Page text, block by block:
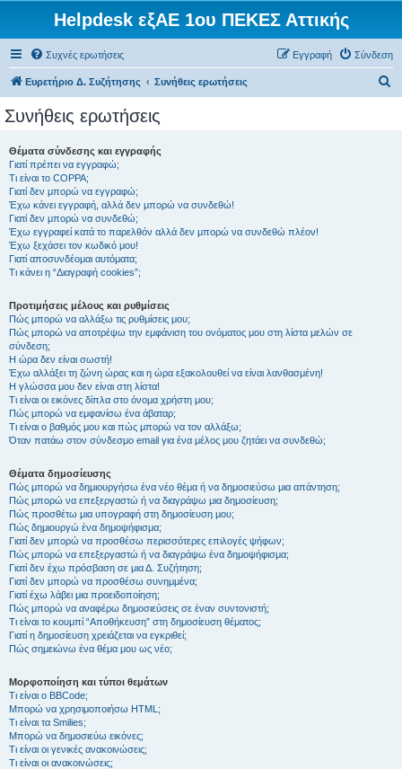
Helpdesk εξΑΕ 1ου ΠΕΚΕΣ Αττικής
Συχνές ερωτήσεις Σύνδεση
Εγγραφή
Ευρετήριο Δ. Συζήτησης Συνήθεις ερωτήσεις
Συνήθεις ερωτήσεις
Θέματα σύνδεσης και εγγραφής
Γιατί πρέπει να εγγραφώ;
Τι είναι το COPPA;
Γιατί δεν μπορώ να εγγραφώ;
Έχω κάνει εγγραφή, αλλά δεν μπορώ να συνδεθώ!
Γιατί δεν μπορώ να συνδεθώ;
Έχω εγγραφεί κατά το παρελθόν αλλά δεν μπορώ να συνδεθώ πλέον!
Έχω ξεχάσει τον κωδικό μου!
Γιατί αποσυνδέομαι αυτόματα;
Τι κάνει η “Διαγραφή cookies”;
Προτιμήσεις μέλους και ρυθμίσεις
Πώς μπορώ να αλλάξω τις ρυθμίσεις μου;
Πώς μπορώ να αποτρέψω την εμφάνιση του ονόματος μου στη λίστα μελών σε
σύνδεση;
Η ώρα δεν είναι σωστή!
Έχω αλλάξει τη ζώνη ώρας και η ώρα εξακολουθεί να είναι λανθασμένη!
Η γλώσσα μου δεν είναι στη λίστα!
Τι είναι οι εικόνες δίπλα στο όνομα χρήστη μου;
Πώς μπορώ να εμφανίσω ένα άβαταρ;
Τι είναι ο βαθμός μου και πώς μπορώ να τον αλλάξω;
Όταν πατάω στον σύνδεσμο email για ένα μέλος μου ζητάει να συνδεθώ;
Θέματα δημοσίευσης
Πώς μπορώ να δημιουργήσω ένα νέο θέμα ή να δημοσιεύσω μια απάντηση;
Πώς μπορώ να επεξεργαστώ ή να διαγράψω μια δημοσίευση;
Πώς προσθέτω μια υπογραφή στη δημοσίευση μου;
Πώς δημιουργώ ένα δημοψήφισμα;
Γιατί δεν μπορώ να προσθέσω περισσότερες επιλογές ψήφων;
Πώς μπορώ να επεξεργαστώ ή να διαγράψω ένα δημοψήφισμα;
Γιατί δεν έχω πρόσβαση σε μια Δ. Συζήτηση;
Γιατί δεν μπορώ να προσθέσω συνημμένα;
Γιατί έχω λάβει μια προειδοποίηση;
Πώς μπορώ να αναφέρω δημοσιεύσεις σε έναν συντονιστή;
Τι είναι το κουμπί “Αποθήκευση” στη δημοσίευση θέματος;
Γιατί η δημοσίευση χρειάζεται να εγκριθεί;
Πώς σημειώνω ένα θέμα μου ως νέο;
Μορφοποίηση και τύποι θεμάτων
Τι είναι ο BBCode;
Μπορώ να χρησιμοποιήσω HTML;
Τι είναι τα Smilies;
Μπορώ να δημοσιεύω εικόνες;
Τι είναι οι γενικές ανακοινώσεις;
Τι είναι οι ανακοινώσεις;